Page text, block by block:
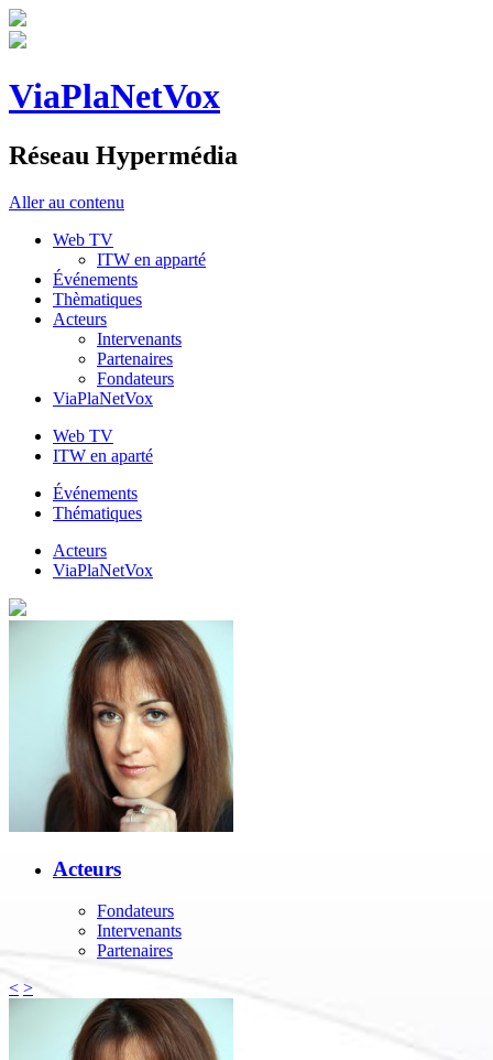
ViaPlaNetVox
Réseau Hypermédia
Aller au contenu
Web TV
ITW en apparté
Événements
Thèmatiques
Acteurs
Intervenants
Partenaires
Fondateurs
ViaPlaNetVox
Web TV
ITW en aparté
Événements
Thématiques
Acteurs
ViaPlaNetVox
Acteurs
Fondateurs
Intervenants
Partenaires
< >